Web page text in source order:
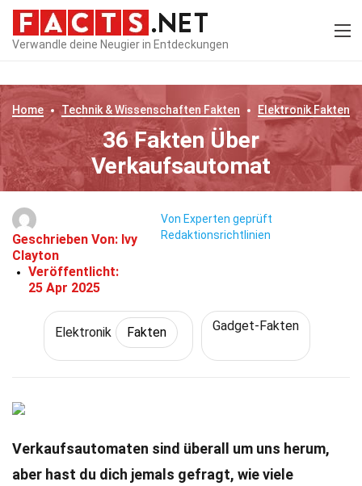
Verwandle deine Neugier in Entdeckungen
Home Technik & Wissenschaften Fakten ElektronikFakten
36 Fakten Über
Verkaufsautomat
Geschrieben Von: Ivy
Clayton
Veröffentlicht:
25 Apr 2025
Von Experten geprüft
Redaktionsrichtlinien
Elektronik Fakten Gadget-Fakten
Verkaufsautomaten sind überall um uns herum,
aber hast du dich jemals gefragt, wie viele